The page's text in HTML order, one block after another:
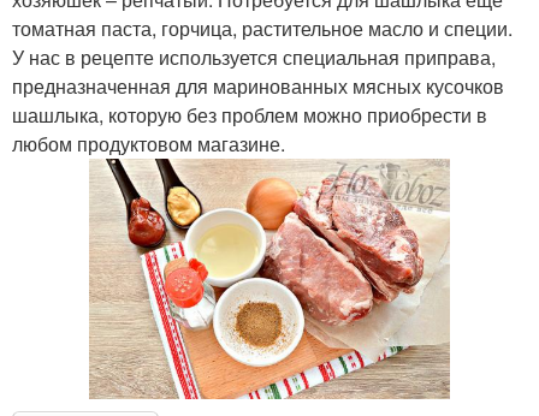
томатная паста, горчица, растительное масло и специи.
У нас в рецепте используется специальная приправа,
предназначенная для маринованных мясных кусочков
шашлыка, которую без проблем можно приобрести в
любом продуктовом магазине.